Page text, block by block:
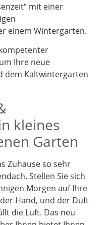
mit einer
einem Wintergarten.
Ihre neue
dem Kaltwintergarten
kleines
Garten
Zuhause so sehr
Stellen Sie sich
Morgen auf Ihre
Hand, und der Duft
die Luft. Das neu